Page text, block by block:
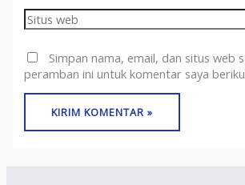
Situs
web
Simpan nama, email, dan situs web
peramban ini untuk komentar saya